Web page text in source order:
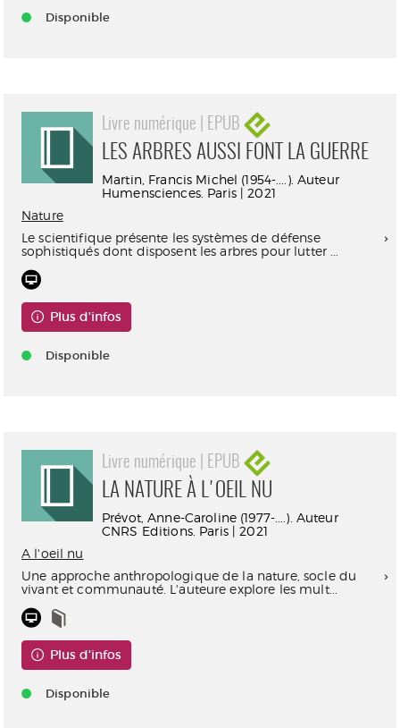
Disponible
Livre numérique | EPUB
LES ARBRES AUSSI FONT LA GUERRE
Martin, Francis Michel (1954-....). Auteur
Humensciences. Paris | 2021
Nature
Le scientifique présente les systèmes de défense
sophistiqués dont disposent les arbres pour lutter ...
Plus d'infos
Disponible
Livre numérique | EPUB
LA NATURE À L'OEIL NU
Prévot, Anne-Caroline (1977-....). Auteur
CNRS Editions. Paris | 2021
A l'oeil nu
Une approche anthropologique de la nature, socle du
vivant et communauté. L'auteure explore les mult...
Plus d'infos
Disponible